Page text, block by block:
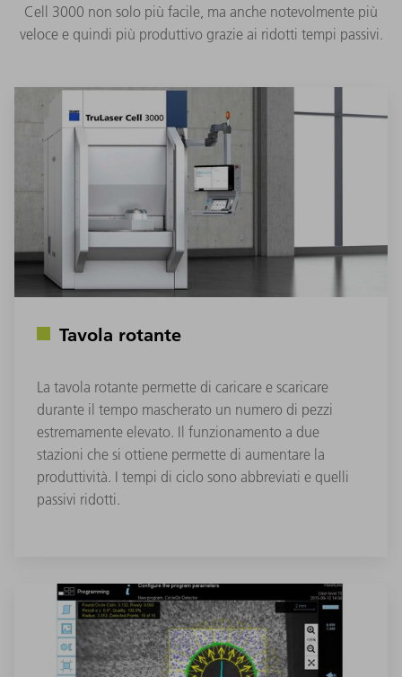
Cell 3000 non solo più facile, ma anche notevolmente più
veloce e quindi più produttivo grazie ai ridotti tempi passivi.
Tavola rotante
La tavola rotante permette di caricare e scaricare
durante il tempo mascherato un numero di pezzi
estremamente elevato. Il funzionamento a due
stazioni che si ottiene permette di aumentare la
produttività. I tempi di ciclo sono abbreviati e quelli
passivi ridotti.